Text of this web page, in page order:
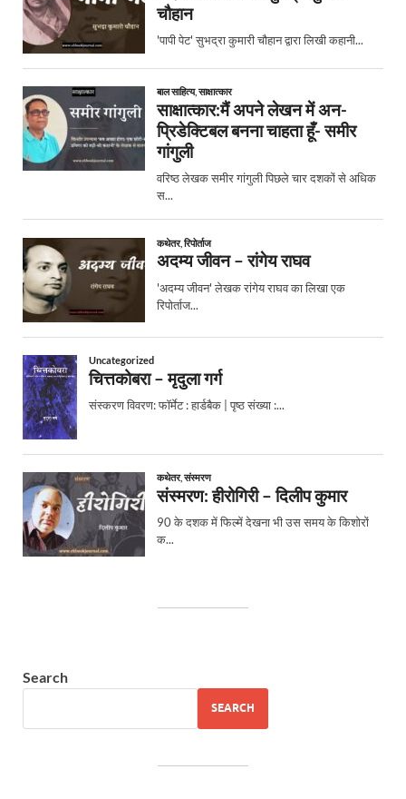
Search
SEARCH